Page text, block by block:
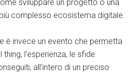
sviluppare un progetto o una
complesso ecosistema digitale.
è invece un evento che permetta
l’esperienza, le sfide
all’intero di un preciso